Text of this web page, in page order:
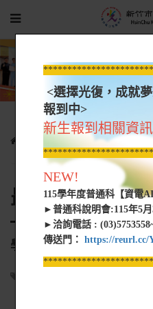
最新消息 學
最新消息
學務處健康中心校護甄
<選擇光復，成就
報到中>
新生報到相關資
NEW!
115學年度普通科【資電
►普通科說明會:115年5月
►洽詢電話 :
傳送門： https://reurl.cc/